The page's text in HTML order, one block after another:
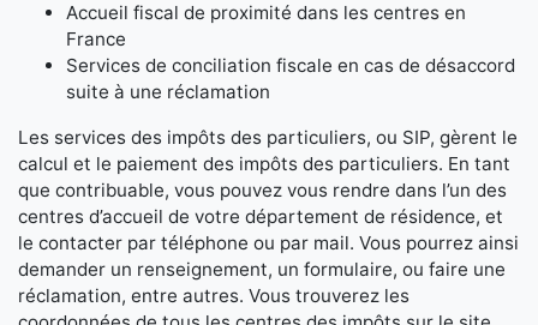
Accueil fiscal de proximité dans les centres en
France
Services de conciliation fiscale en cas de désaccord
suite à une réclamation
Les services des impôts des particuliers, ou SIP, gèrent le
calcul et le paiement des impôts des particuliers. En tant
que contribuable, vous pouvez vous rendre dans l’un des
centres d’accueil de votre département de résidence, et
le contacter par téléphone ou par mail. Vous pourrez ainsi
demander un renseignement, un formulaire, ou faire une
réclamation, entre autres. Vous trouverez les